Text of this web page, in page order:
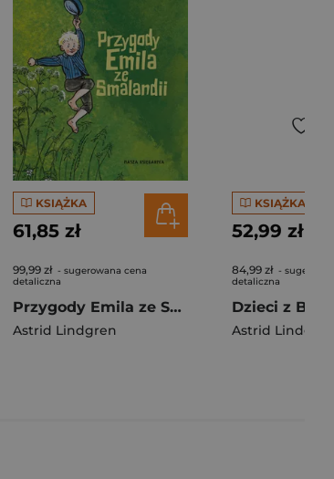
KSIĄŻKA
61,85 zł
99,99 zł - sugerowana cena
detaliczna
Przygody Emila ze Smalandii wyd. 2025
Astrid Lindgren
KSIĄŻKA
52,99 zł
84,99 zł -
detaliczna
Astrid